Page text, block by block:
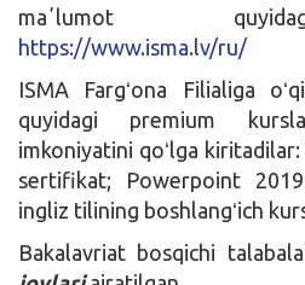
maʼlumot
https://www.isma.lv/ru/
ISMA Fargʻona Filialiga
quyidagi premium
imkoniyatini qoʻlga
sertifikat; Powerpoint
ingliz tilining boshlangʻich
Bakalavriat bosqichi